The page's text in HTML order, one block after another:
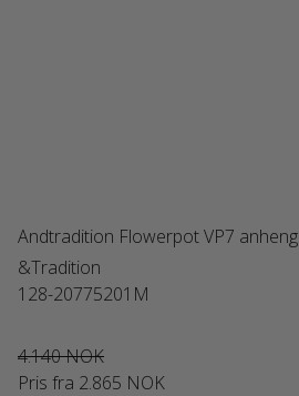
Andtradition Flowerpot VP7 anheng
&Tradition
128-20775201M
4.140 NOK
Pris fra 2.865 NOK